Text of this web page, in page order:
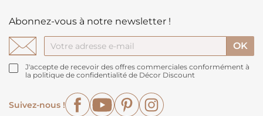
Abonnez-vous à notre newsletter !
J'accepte de recevoir des offres commerciales conformément à
la politique de confidentialité de Décor Discount
Suivez-nous !
FacebookYouTubePinterest